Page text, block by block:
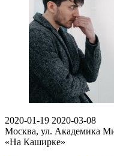
2020-01-19 2020-03-08
Москва, ул. Академика
«На Каширке»